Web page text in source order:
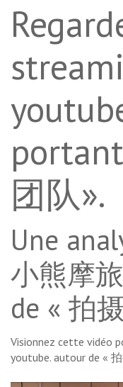
团队».
Une
小熊摩
de « 拍
Visionnez cette vidéo
youtube. autour de «